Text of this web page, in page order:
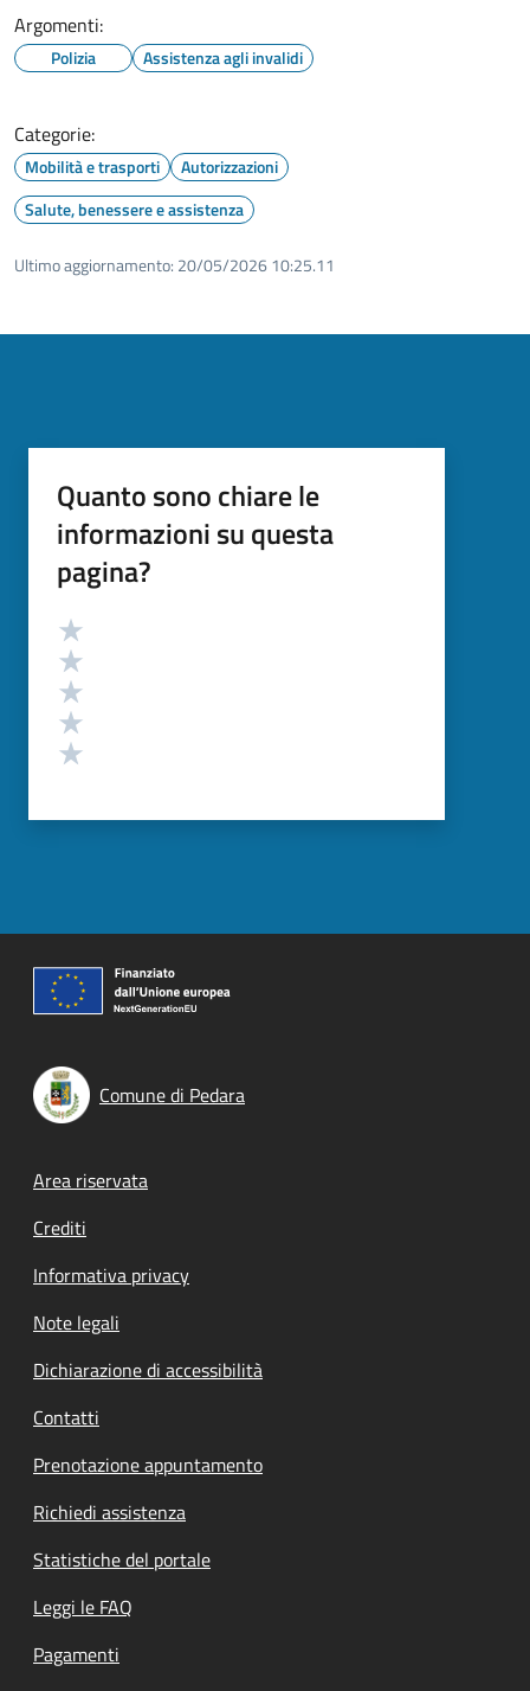
Argomenti:
Polizia Assistenza agli invalidi
Categorie:
Mobilità e trasporti
Autorizzazioni
Salute, benessere e assistenza
Ultimo aggiornamento: 20/05/2026 10:25.11
Quanto sono chiare le
informazioni su questa
pagina?
Valutazione
Comune di Pedara
Footer menu
Area riservata
Crediti
Informativa privacy
Note legali
Dichiarazione di accessibilità
Contatti
Prenotazione appuntamento
Richiedi assistenza
Statistiche del portale
Leggi le FAQ
Pagamenti